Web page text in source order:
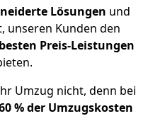
Lösungen und
unseren Kunden den
besten Preis-Leistungen
Umzug nicht, denn bei
% der Umzugskosten